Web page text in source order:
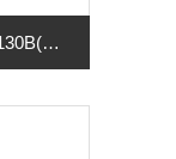
卧式空气浴恒温摇床 YCW-130B(制冷型）